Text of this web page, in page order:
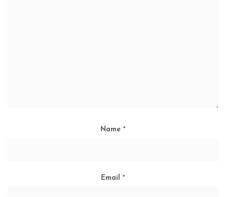
Name *
Email *